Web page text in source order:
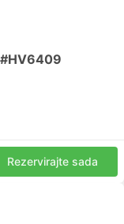
Rezervirajte sada